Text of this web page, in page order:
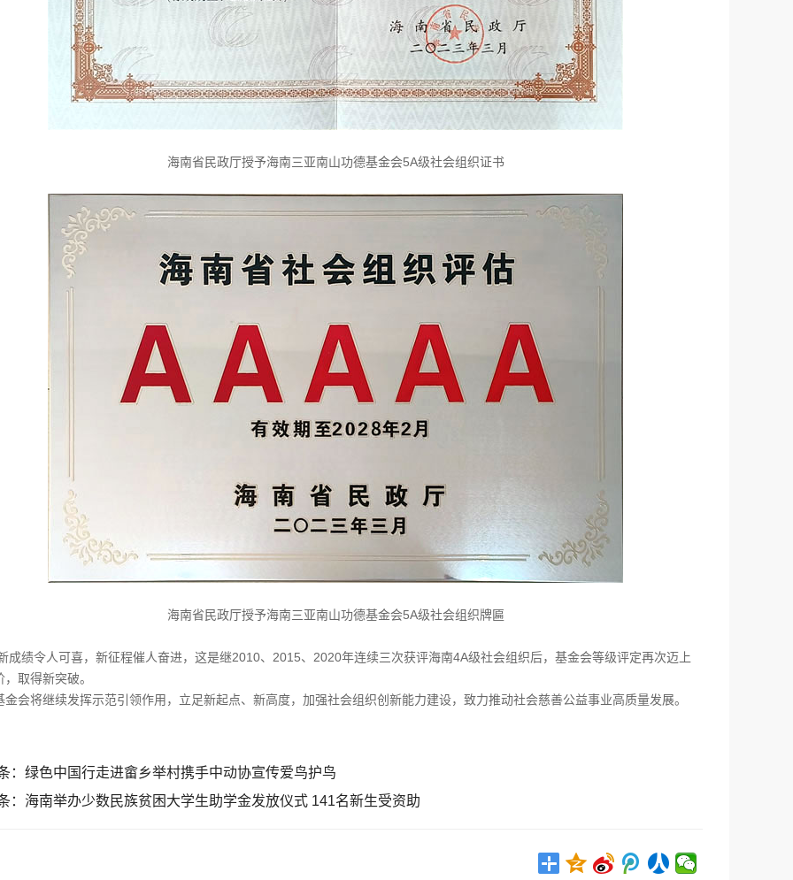
海南省民政厅授予海南三亚南山功德基金会5A级社会组织证书
海南省民政厅授予海南三亚南山功德基金会5A级社会组织牌匾
令人可喜，新征程催人奋进，这是继2010、2015、2020年连续三次获评海南4A级社会组织后，基金会等级评定再次迈上
，取得新突破。
将继续发挥示范引领作用，立足新起点、新高度，加强社会组织创新能力建设，致力推动社会慈善公益事业高质量发展。
： 绿色中国行走进畲乡举村携手中动协宣传爱鸟护鸟
： 海南举办少数民族贫困大学生助学金发放仪式 141名新生受资助